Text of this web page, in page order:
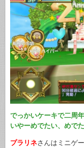
でっかいケーキで二周
いやーめでたい、めで
プラリネさんはミニゲ